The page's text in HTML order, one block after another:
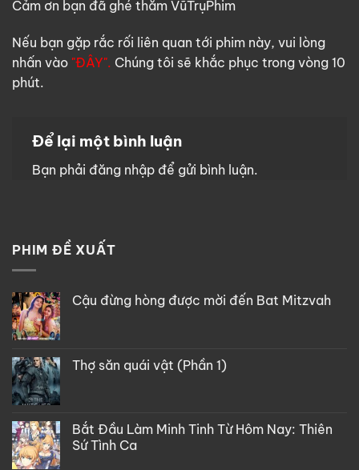
Cảm ơn bạn đã ghé thăm VũTrụPhim
Nếu bạn gặp rắc rối liên quan tới phim này, vui lòng
nhấn vào "ĐÂY". Chúng tôi sẽ khắc phục trong vòng 10
phút.
Để lại một bình luận
Bạn phải đăng nhập để gửi bình luận.
PHIM ĐỀ XUẤT
Cậu đừng hòng được mời đến Bat Mitzvah
Thợ săn quái vật (Phần 1)
Bắt Đầu Làm Minh Tinh Từ Hôm Nay: Thiên
Sứ Tình Ca